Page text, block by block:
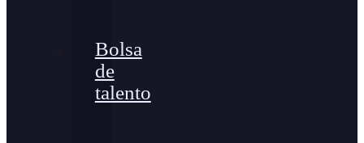
Bolsa
de
talento